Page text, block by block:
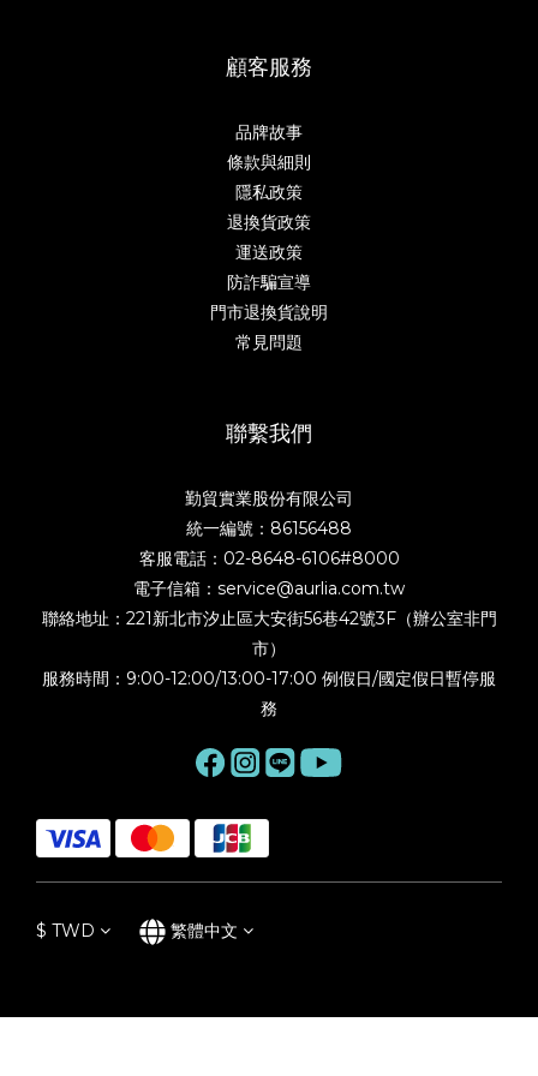
顧客服務
品牌故事
條款與細則
隱私政策
退換貨政策
運送政策
防詐騙宣導
門市退換貨說明
常見問題
聯繫我們
勤貿實業股份有限公司
統一編號：86156488
客服電話：02-8648-6106#8000
電子信箱：service@aurlia.com.tw
聯絡地址：221新北市汐止區大安街56巷42號3F（辦公室非門
市）
服務時間：9:00-12:00/13:00-17:00 例假日/國定假日暫停服
務
$ TWD 繁體中文